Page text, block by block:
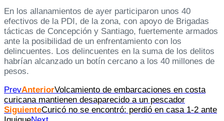
En los allanamientos de ayer participaron unos 40
efectivos de la PDI, de la zona, con apoyo de Brigadas
tácticas de Concepción y Santiago, fuertemente armados
ante la posibilidad de un enfrentamiento con los
delincuentes. Los delincuentes en la suma de los delitos
habrían alcanzado un botín cercano a los 40 millones de
pesos.
PrevAnteriorVolcamiento de embarcaciones en costa
curicana mantienen desaparecido a un pescador
SiguienteCuricó no se encontró: perdió en casa 1-2 ante